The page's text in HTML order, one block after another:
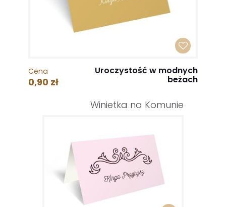
Cena
0,90 zł
Uroczystość w modnych
beżach
Winietka na Komunie